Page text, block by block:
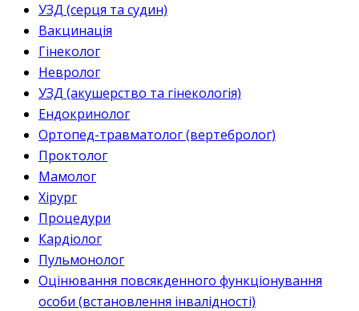
УЗД (серця та судин)
Вакцинація
Гінеколог
Невролог
УЗД (акушерство та гінекологія)
Ендокринолог
Ортопед-травматолог (вертебролог)
Проктолог
Мамолог
Хірург
Процедури
Кардіолог
Пульмонолог
Оцінювання повсякденного функціонування
особи (встановлення інвалідності)